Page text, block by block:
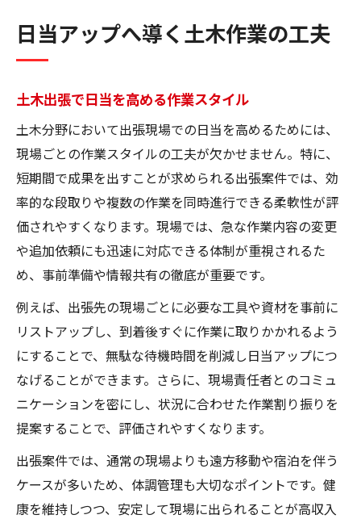
日当アップへ導く土木作業の工夫
土木出張で日当を高める作業スタイル
土木分野において出張現場での日当を高めるためには、
現場ごとの作業スタイルの工夫が欠かせません。特に、
短期間で成果を出すことが求められる出張案件では、効
率的な段取りや複数の作業を同時進行できる柔軟性が評
価されやすくなります。現場では、急な作業内容の変更
や追加依頼にも迅速に対応できる体制が重視されるた
め、事前準備や情報共有の徹底が重要です。
例えば、出張先の現場ごとに必要な工具や資材を事前に
リストアップし、到着後すぐに作業に取りかかれるよう
にすることで、無駄な待機時間を削減し日当アップにつ
なげることができます。さらに、現場責任者とのコミュ
ニケーションを密にし、状況に合わせた作業割り振りを
提案することで、評価されやすくなります。
出張案件では、通常の現場よりも遠方移動や宿泊を伴う
ケースが多いため、体調管理も大切なポイントです。健
康を維持しつつ、安定して現場に出られることが高収入